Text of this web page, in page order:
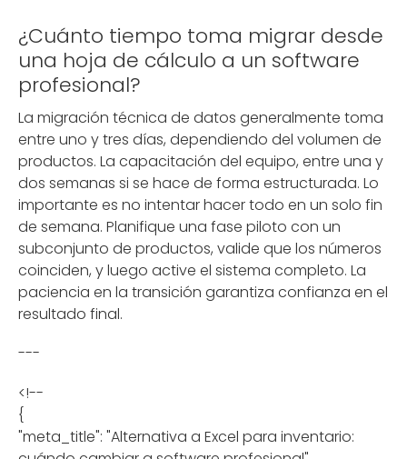
¿Cuánto tiempo toma migrar desde
una hoja de cálculo a un software
profesional?
La migración técnica de datos generalmente toma
entre uno y tres días, dependiendo del volumen de
productos. La capacitación del equipo, entre una y
dos semanas si se hace de forma estructurada. Lo
importante es no intentar hacer todo en un solo fin
de semana. Planifique una fase piloto con un
subconjunto de productos, valide que los números
coinciden, y luego active el sistema completo. La
paciencia en la transición garantiza confianza en el
resultado final.
---
<!--
{
"meta_title": "Alternativa a Excel para inventario: